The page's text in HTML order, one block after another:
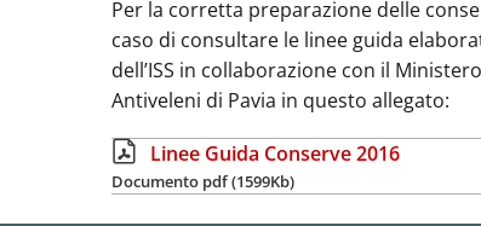
Per la corretta preparazione delle
caso di consultare le linee guida
dell’ISS in collaborazione con il
Antiveleni di Pavia in questo allegato:
Linee Guida Conserve 2016
Documento pdf (1599Kb)